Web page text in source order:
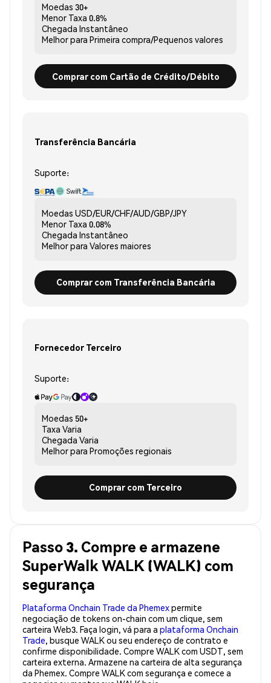
Moedas 30+
Menor Taxa 0.8%
Chegada Instantâneo
Melhor para Primeira compra/Pequenos valores
Comprar com Cartão de Crédito/Débito
Transferência Bancária
Suporte:
Moedas USD/EUR/CHF/AUD/GBP/JPY
Menor Taxa 0.08%
Chegada Instantâneo
Melhor para Valores maiores
Comprar com Transferência Bancária
Fornecedor Terceiro
Suporte:
Moedas 50+
Taxa Varia
Chegada Varia
Melhor para Promoções regionais
Comprar com Terceiro
Passo 3. Compre e armazene
SuperWalk WALK (WALK) com
segurança
Plataforma Onchain Trade da Phemexpermite
negociação de tokens on-chain com um clique, sem
carteira Web3. Faça login, vá para a plataforma Onchain
Trade, busque WALK ou seu endereço de contrato e
confirme disponibilidade. Compre WALK com USDT, sem
carteira externa. Armazene na carteira de alta segurança
da Phemex. Compre WALK com segurança e comece a